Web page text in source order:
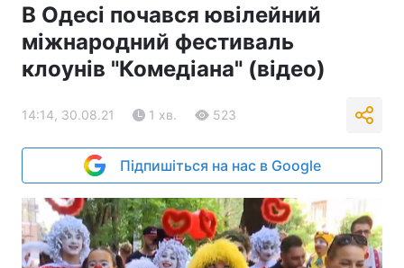
В Одесі почався ювілейний
міжнародний фестиваль
клоунів "Комедіана" (відео)
14:14, 30.08.21 1 хв. 523
Підпишіться на нас в Google